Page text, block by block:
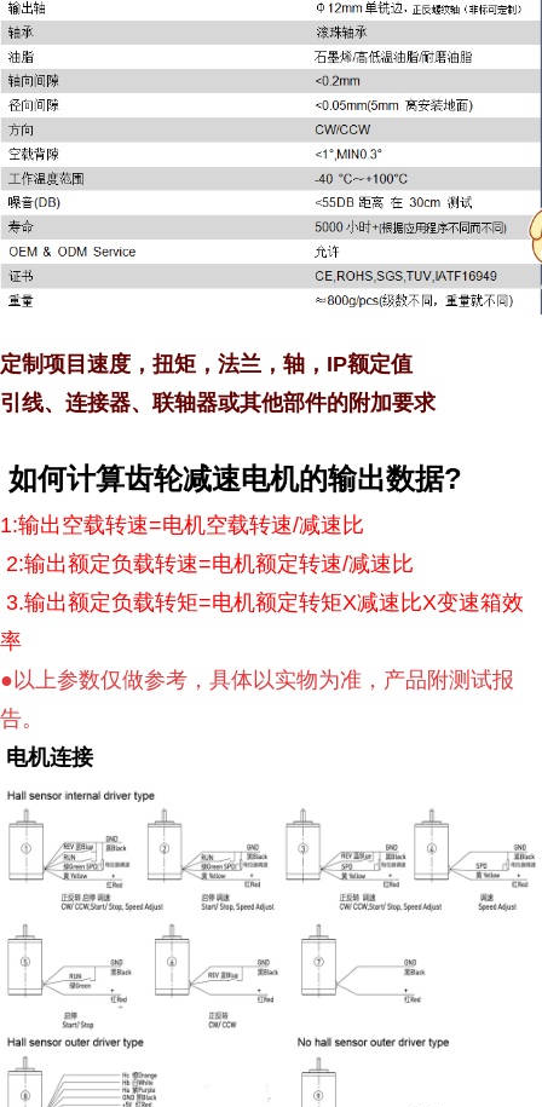
定制项目速度，扭矩，法兰，轴， IP额定值
引线、连接器、联轴器或其他部件的附加要求
如何计算齿轮减速电机的输出数据?
1:输出空载转速=电机空载转速/减速比
2:输出额定负载转速=电机额定转速/减速比
3.输出额定负载转矩=电机额定转矩X减速比X变速箱效
率
●以上参数仅做参考，具体以实物为准，产品附测试报
告。
电机连接